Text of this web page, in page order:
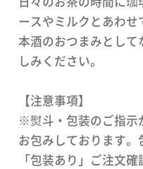
日々のお茶の時間に
ースやミルクとあわせ
本酒のおつまみとして
しみください。
【注意事項】
※熨斗・包装のご指示
お包みしております。
「包装あり」ご注文